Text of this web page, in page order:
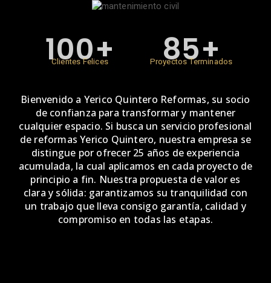
100+
Clientes Felices 85+
Proyectos Terminados
Bienvenido a Yerico Quintero Reformas, su socio
de confianza para transformar y mantener
cualquier espacio. Si busca un servicio profesional
de reformas Yerico Quintero, nuestra empresa se
distingue por ofrecer 25 años de experiencia
acumulada, la cual aplicamos en cada proyecto de
principio a fin. Nuestra propuesta de valor es
clara y sólida: garantizamos su tranquilidad con
un trabajo que lleva consigo garantía, calidad y
compromiso en todas las etapas.